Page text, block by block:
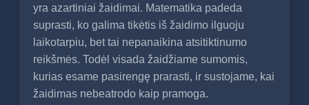
yra azartiniai žaidimai. Matematika padeda
suprasti, ko galima tikėtis iš žaidimo ilguoju
laikotarpiu, bet tai nepanaikina atsitiktinumo
reikšmės. Todėl visada žaidžiame sumomis,
kurias esame pasirengę prarasti, ir sustojame, kai
žaidimas nebeatrodo kaip pramoga.